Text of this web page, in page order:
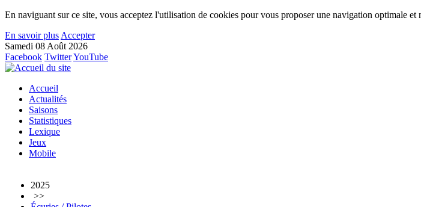
En naviguant sur ce site, vous acceptez l'utilisation de cookies pour vous proposer une navigation optimale et
En savoir plus Accepter
Samedi 08 Août 2026
Facebook TwitterYouTube
Accueil
Actualités
Saisons
Statistiques
Lexique
Jeux
Mobile
2025
>>